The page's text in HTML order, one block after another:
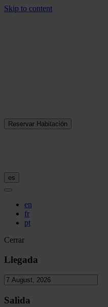
Skip to content
Reservar Habitación
es
en
fr
pt
Cerrar
Llegada
Salida